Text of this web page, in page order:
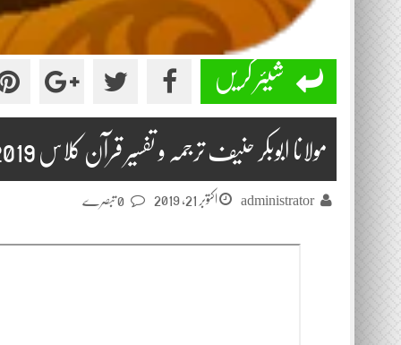
شیئر کریں
مولانا ابوبکر حنیف ترجمہ و تفسیر قرآن کلاس 2019-10-21
administrator اکتوبر 21, 2019